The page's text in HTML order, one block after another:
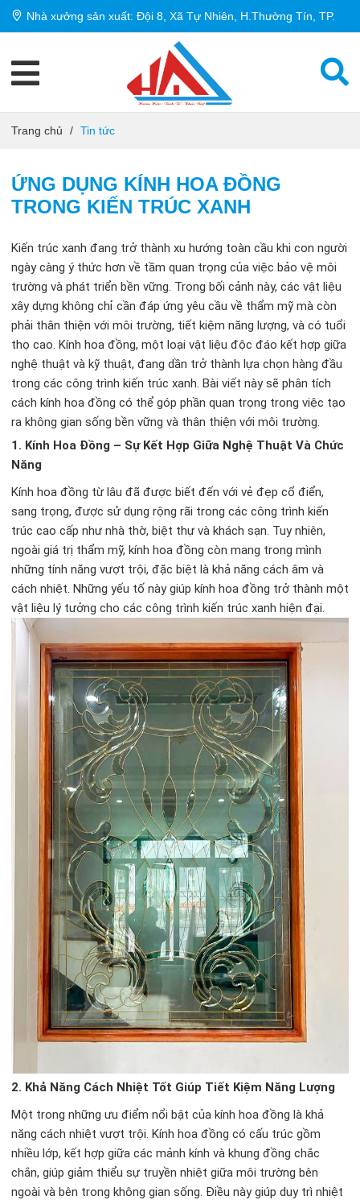
Nhà xưởng sản xuất: Đội 8, Xã Tự Nhiên, H.Thường Tín, TP.
Trang chủ / Tin tức
ỨNG DỤNG KÍNH HOA ĐỒNG
TRONG KIẾN TRÚC XANH
Kiến trúc xanh đang trở thành xu hướng toàn cầu khi con người
ngày càng ý thức hơn về tầm quan trọng của việc bảo vệ môi
trường và phát triển bền vững. Trong bối cảnh này, các vật liệu
xây dựng không chỉ cần đáp ứng yêu cầu về thẩm mỹ mà còn
phải thân thiện với môi trường, tiết kiệm năng lượng, và có tuổi
thọ cao. Kính hoa đồng, một loại vật liệu độc đáo kết hợp giữa
nghệ thuật và kỹ thuật, đang dần trở thành lựa chọn hàng đầu
trong các công trình kiến trúc xanh. Bài viết này sẽ phân tích
cách kính hoa đồng có thể góp phần quan trọng trong việc tạo
ra không gian sống bền vững và thân thiện với môi trường.
1. Kính Hoa Đồng – Sự Kết Hợp Giữa Nghệ Thuật Và Chức
Năng
Kính hoa đồng từ lâu đã được biết đến với vẻ đẹp cổ điển,
sang trọng, được sử dụng rộng rãi trong các công trình kiến
trúc cao cấp như nhà thờ, biệt thự và khách sạn. Tuy nhiên,
ngoài giá trị thẩm mỹ, kính hoa đồng còn mang trong mình
những tính năng vượt trội, đặc biệt là khả năng cách âm và
cách nhiệt. Những yếu tố này giúp kính hoa đồng trở thành một
vật liệu lý tưởng cho các công trình kiến trúc xanh hiện đại.
2. Khả Năng Cách Nhiệt Tốt Giúp Tiết Kiệm Năng Lượng
Một trong những ưu điểm nổi bật của kính hoa đồng là khả
năng cách nhiệt vượt trội. Kính hoa đồng có cấu trúc gồm
nhiều lớp, kết hợp giữa các mảnh kính và khung đồng chắc
chắn, giúp giảm thiểu sự truyền nhiệt giữa môi trường bên
ngoài và bên trong không gian sống. Điều này giúp duy trì nhiệt